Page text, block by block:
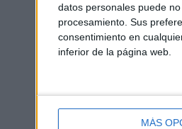
datos personales puede
procesamiento. Sus
consentimiento en
inferior de la página web.
MÁS